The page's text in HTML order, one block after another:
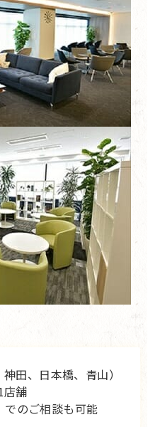
田、日本橋、青山）
店舗
のご相談も可能